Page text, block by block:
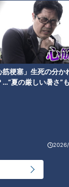
筋梗塞」生死の分か
…“夏の厳しい暑さ”